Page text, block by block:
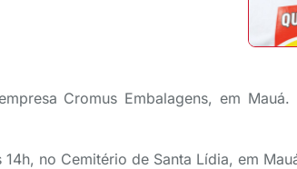
Cromus Embalagens, em Mauá.
no Cemitério de Santa Lídia, em